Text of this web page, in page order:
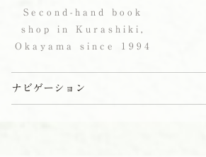
Second-hand book
shop in Kurashiki,
Okayama since 1994
ナビゲーション